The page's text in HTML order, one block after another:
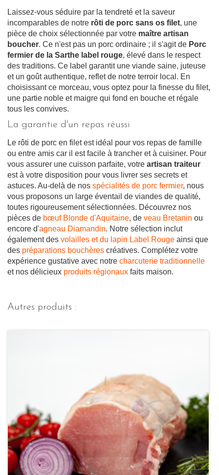
Laissez-vous séduire par la tendreté et la saveur
incomparables de notre rôti de porc sans os filet, une
pièce de choix sélectionnée par votre maître artisan
boucher. Ce n'est pas un porc ordinaire ; il s'agit de Porc
fermier de la Sarthe label rouge, élevé dans le respect
des traditions. Ce label garantit une viande saine, juteuse
et un goût authentique, reflet de notre terroir local. En
choisissant ce morceau, vous optez pour la finesse du filet,
une partie noble et maigre qui fond en bouche et régale
tous les convives.
La garantie d'un repas réussi
Le rôti de porc en filet est idéal pour vos repas de famille
ou entre amis car il est facile à trancher et à cuisiner. Pour
vous assurer une cuisson parfaite, votre artisan traiteur
est à votre disposition pour vous livrer ses secrets et
astuces. Au-delà de nos spécialités de porc fermier, nous
vous proposons un large éventail de viandes de qualité,
toutes rigoureusement sélectionnées. Découvrez nos
pièces de bœuf Blonde d'Aquitaine, de veau Bretanin ou
encore d'agneau Diamandin. Notre sélection inclut
également des volailles et du lapin Label Rouge ainsi que
des préparations bouchères créatives. Complétez votre
expérience gustative avec notre charcuterie traditionnelle
et nos délicieux produits régionaux faits maison.
Autres produits :